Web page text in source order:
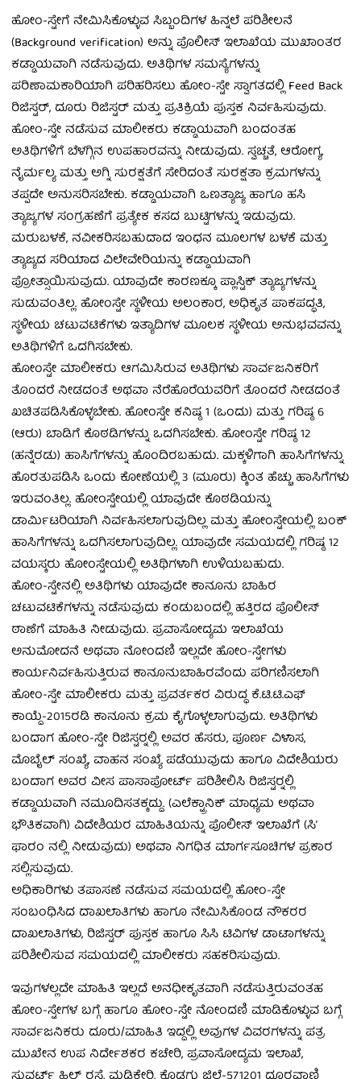
ಹೋಂ-ಸ್ಟೇಗೆ ನೇಮಿಸಿಕೊಳ್ಳುವ ಸಿಬ್ಬಂದಿಗಳ ಹಿನ್ನಲೆ ಪರಿಶೀಲನೆ
(Background verification) ಅನ್ನು ಪೊಲೀಸ್ ಇಲಾಖೆಯ ಮುಖಾಂತರ
ಕಡ್ಡಾಯವಾಗಿ ನಡೆಸುವುದು. ಅತಿಥಿಗಳ ಸಮಸ್ಯೆಗಳನ್ನು
ಪರಿಣಾಮಕಾರಿಯಾಗಿ ಪರಿಹರಿಸಲು ಹೋಂ-ಸ್ಟೇ ಸ್ವಾಗತದಲ್ಲಿ Feed Back
ರಿಜಿಸ್ಟರ್, ದೂರು ರಿಜಿಸ್ಟರ್ ಮತ್ತು ಪ್ರತಿಕ್ರಿಯೆ ಪುಸ್ತಕ ನಿರ್ವಹಿಸುವುದು.
ಹೋಂ-ಸ್ಟೇ ನಡೆಸುವ ಮಾಲೀಕರು ಕಡ್ಡಾಯವಾಗಿ ಬಂದಂತಹ
ಅತಿಥಿಗಳಿಗೆ ಬೆಳಗ್ಗಿನ ಉಪಹಾರವನ್ನು ನೀಡುವುದು. ಸ್ವಚ್ಚತೆ, ಆರೋಗ್ಯ,
ನೈರ್ಮಲ್ಯ ಮತ್ತು ಅಗ್ನಿ ಸುರಕ್ಷತೆಗೆ ಸೇರಿದಂತೆ ಸುರಕ್ಷತಾ ಕ್ರಮಗಳನ್ನು
ತಪ್ಪದೇ ಅನುಸರಿಸಬೇಕು. ಕಡ್ಡಾಯವಾಗಿ ಒಣತ್ಯಾಜ್ಯ ಹಾಗೂ ಹಸಿ
ತ್ಯಾಜ್ಯಗಳ ಸಂಗ್ರಹಣೆಗೆ ಪ್ರತ್ಯೇಕ ಕಸದ ಬುಟ್ಟಿಗಳನ್ನು ಇಡುವುದು.
ಮರುಬಳಕೆ, ನವೀಕರಿಸಬಹುದಾದ ಇಂಧನ ಮೂಲಗಳ ಬಳಕೆ ಮತ್ತು
ತ್ಯಾಜ್ಯದ ಸರಿಯಾದ ವಿಲೇವೇರಿಯನ್ನು ಕಡ್ಡಾಯವಾಗಿ
ಪ್ರೋತ್ಸಾಯಿಸುವುದು. ಯಾವುದೇ ಕಾರಣಕ್ಕೂ ಪ್ಲಾಸ್ಟಿಕ್ ತ್ಯಾಜ್ಯಗಳನ್ನು
ಸುಡುವಂತಿಲ್ಲ. ಹೋಂಸ್ಟೇ ಸ್ಥಳೀಯ ಅಲಂಕಾರ, ಅಧಿಕೃತ ಪಾಕಪದ್ಧತಿ,
ಸ್ಥಳೀಯ ಚಟುವಟಿಕೆಗಳು ಇತ್ಯಾದಿಗಳ ಮೂಲಕ ಸ್ಥಳೀಯ ಅನುಭವವನ್ನು
ಅತಿಥಿಗಳಿಗೆ ಒದಗಿಸಬೇಕು.
ಹೋಂಸ್ಟೇ ಮಾಲೀಕರು ಆಗಮಿಸಿರುವ ಅತಿಥಿಗಳು ಸಾರ್ವಜನಿಕರಿಗೆ
ತೊಂದರೆ ನೀಡದಂತೆ ಅಥವಾ ನೆರೆಹೊರೆಯವರಿಗೆ ತೊಂದರೆ ನೀಡದಂತೆ
ಖಚಿತಪಡಿಸಿಕೊಳ್ಳಬೇಕು. ಹೋಂಸ್ಟೇ ಕನಿಷ್ಠ 1 (ಒಂದು) ಮತ್ತು ಗರಿಷ್ಠ 6
(ಆರು) ಬಾಡಿಗೆ ಕೊಠಡಿಗಳನ್ನು ಒದಗಿಸಬೇಕು. ಹೋಂಸ್ಟೇ ಗರಿಷ್ಠ 12
(ಹನ್ನೆರಡು) ಹಾಸಿಗೆಗಳನ್ನು ಹೊಂದಿರಬಹುದು. ಮಕ್ಕಳಿಗಾಗಿ ಹಾಸಿಗೆಗಳನ್ನು
ಹೊರತುಪಡಿಸಿ ಒಂದು ಕೋಣೆಯಲ್ಲಿ 3 (ಮೂರು) ಕ್ಕಿಂತ ಹೆಚ್ಚು ಹಾಸಿಗೆಗಳು
ಇರುವಂತಿಲ್ಲ. ಹೋಂಸ್ಟೇಯಲ್ಲಿ ಯಾವುದೇ ಕೊಠಡಿಯನ್ನು
ಡಾರ್ಮಿಟರಿಯಾಗಿ ನಿರ್ವಹಿಸಲಾಗುವುದಿಲ್ಲ ಮತ್ತು ಹೋಂಸ್ಟೇಯಲ್ಲಿ ಬಂಕ್
ಹಾಸಿಗೆಗಳನ್ನು ಒದಗಿಸಲಾಗುವುದಿಲ್ಲ. ಯಾವುದೇ ಸಮಯದಲ್ಲಿ ಗರಿಷ್ಠ 12
ವಯಸ್ಕರು ಹೋಂಸ್ಟೇಯಲ್ಲಿ ಅತಿಥಿಗಳಾಗಿ ಉಳಿಯಬಹುದು.
ಹೋಂ-ಸ್ಟೇನಲ್ಲಿ ಅತಿಥಿಗಳು ಯಾವುದೇ ಕಾನೂನು ಬಾಹಿರ
ಚಟುವಟಿಕೆಗಳನ್ನು ನಡೆಸುವುದು ಕಂಡುಬಂದಲ್ಲಿ ಹತ್ತಿರದ ಪೊಲೀಸ್
ಠಾಣೆಗೆ ಮಾಹಿತಿ ನೀಡುವುದು. ಪ್ರವಾಸೋದ್ಯಮ ಇಲಾಖೆಯ
ಅನುಮೋದನೆ ಅಥವಾ ನೋಂದಣಿ ಇಲ್ಲದೇ ಹೋಂ-ಸ್ಟೇಗಳು
ಕಾರ್ಯನಿರ್ವಹಿಸುತ್ತಿರುವ ಕಾನೂನುಬಾಹಿರವೆಂದು ಪರಿಗಣಿಸಲಾಗಿ
ಹೋಂ-ಸ್ಟೇ ಮಾಲೀಕರು ಮತ್ತು ಪ್ರವರ್ತಕರ ವಿರುದ್ಧ ಕೆ.ಟಿ.ಟಿ.ಎಫ್
ಕಾಯ್ದೆ-2015ರಡಿ ಕಾನೂನು ಕ್ರಮ ಕೈಗೊಳ್ಳಲಾಗುವುದು. ಅತಿಥಿಗಳು
ಬಂದಾಗ ಹೋಂ-ಸ್ಟೇ ರಿಜಿಸ್ಟರ್‍ನಲ್ಲಿ ಅವರ ಹೆಸರು, ಪೂರ್ಣ ವಿಳಾಸ,
ಮೊಬೈಲ್ ಸಂಖ್ಯೆ, ವಾಹನ ಸಂಖ್ಯೆ ಪಡೆಯುವುದು ಹಾಗೂ ವಿದೇಶಿಯರು
ಬಂದಾಗ ಅವರ ವೀಸ ಪಾಸಾಪೋರ್ಟ್ ಪರಿಶೀಲಿಸಿ ರಿಜಿಸ್ಟರ್‍ನಲ್ಲಿ
ಕಡ್ಡಾಯವಾಗಿ ನಮೂದಿಸತಕ್ಕದ್ದು. (ಎಲೆಕ್ಟ್ರಾನಿಕ್ ಮಾಧ್ಯಮ ಅಥವಾ
ಭೌತಿಕವಾಗಿ) ವಿದೇಶಿಯರ ಮಾಹಿತಿಯನ್ನು ಪೊಲೀಸ್ ಇಲಾಖೆಗೆ (ಸಿ’
ಫಾರಂ ನಲ್ಲಿ ನೀಡುವುದು) ಅಥವಾ ನಿಗಧಿತ ಮಾರ್ಗಸೂಚಿಗಳ ಪ್ರಕಾರ
ಸಲ್ಲಿಸುವುದು.
ಅಧಿಕಾರಿಗಳು ತಪಾಸಣೆ ನಡೆಸುವ ಸಮಯದಲ್ಲಿ ಹೋಂ-ಸ್ಟೇ
ಸಂಬಂಧಿಸಿದ ದಾಖಲಾತಿಗಳು ಹಾಗೂ ನೇಮಿಸಿಕೊಂಡ ನೌಕರರ
ದಾಖಲಾತಿಗಳು, ರಿಜಿಸ್ಟರ್ ಪುಸ್ತಕ ಹಾಗೂ ಸಿಸಿ ಟಿವಿಗಳ ಡಾಟಾಗಳನ್ನು
ಪರಿಶೀಲಿಸುವ ಸಮಯದಲ್ಲಿ ಮಾಲೀಕರು ಸಹಕರಿಸುವುದು.
ಇವುಗಳಲ್ಲದೇ ಮಾಹಿತಿ ಇಲ್ಲದೆ ಅನಧೀಕೃತವಾಗಿ ನಡೆಸುತ್ತಿರುವಂತಹ
ಹೋಂ-ಸ್ಟೇಗಳ ಬಗ್ಗೆ ಹಾಗೂ ಹೋಂ-ಸ್ಟೇ ನೋಂದಣಿ ಮಾಡಿಕೊಳ್ಳುವ ಬಗ್ಗೆ
ಸಾರ್ವಜನಿಕರು ದೂರು/ಮಾಹಿತಿ ಇದ್ದಲ್ಲಿ ಅವುಗಳ ವಿವರಗಳನ್ನು ಪತ್ರ
ಮುಖೇನ ಉಪ ನಿರ್ದೇಶಕರ ಕಚೇರಿ, ಪ್ರವಾಸೋದ್ಯಮ ಇಲಾಖೆ,